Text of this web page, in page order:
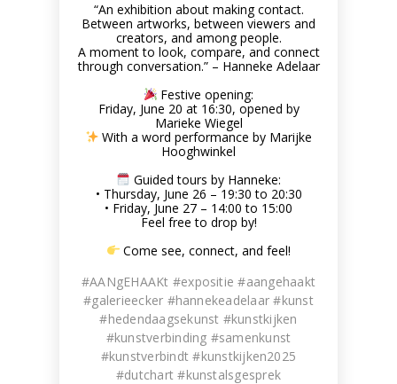
“An exhibition about making contact.
Between artworks, between viewers and
creators, and among people.
A moment to look, compare, and connect
through conversation.” – Hanneke Adelaar
Festive opening:
Friday, June 20 at 16:30, opened by
Marieke Wiegel
With a word performance by Marijke
Hooghwinkel
Guided tours by Hanneke:
• Thursday, June 26 – 19:30 to 20:30
• Friday, June 27 – 14:00 to 15:00
Feel free to drop by!
Come see, connect, and feel!
#AANgEHAAKt #expositie #aangehaakt
#galerieecker #hannekeadelaar #kunst
#hedendaagsekunst #kunstkijken
#kunstverbinding #samenkunst
#kunstverbindt #kunstkijken2025
#dutchart #kunstalsgesprek